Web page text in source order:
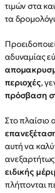
τιμών στα
τα
αδυναμίας
περιοχές,
πρόσβαση
Στο πλαίσιο
αυτή να
ειδικής
πλήττονται